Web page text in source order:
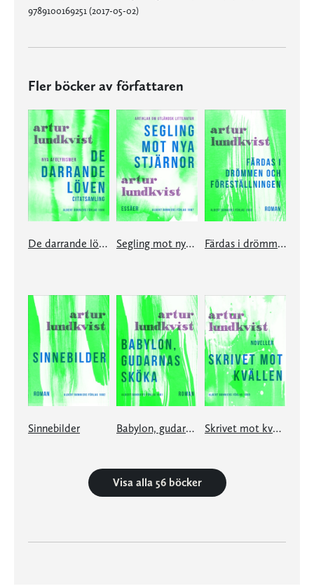
9789100169251 (2017-05-02)
Fler böcker av författaren
De darrande löven Segling mot nya stjärnor Färdas i drömmen och föreställningen
Sinnebilder Babylon, gudarnas sköka Skrivet mot kvällen
Visa alla 56 böcker